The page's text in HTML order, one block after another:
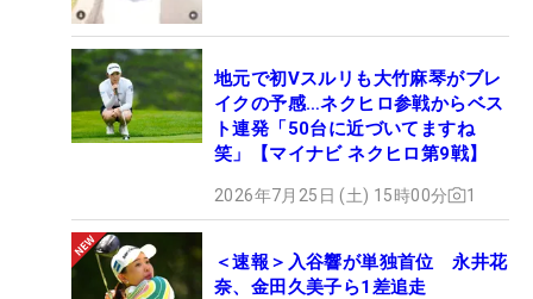
地元で初Vスルリも大竹麻琴がブレ
イクの予感…ネクヒロ参戦からベス
ト連発「50台に近づいてますね
笑」【マイナビ ネクヒロ第9戦】
2026年7月25日 (土) 15時00分 1
＜速報＞入谷響が単独首位 永井花
奈、金田久美子ら1差追走